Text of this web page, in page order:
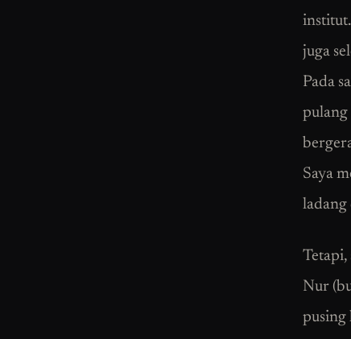
juga
Pada
pulang
Saya
ladang
Tetapi,
Nur
pusing